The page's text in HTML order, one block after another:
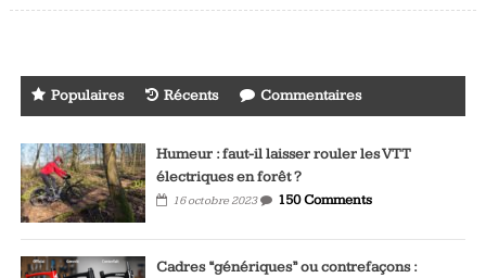
Populaires Récents Commentaires
Humeur : faut-il laisser rouler les VTT
électriques en forêt ?
16 octobre 2023 150 Comments
Cadres “génériques” ou contrefaçons :